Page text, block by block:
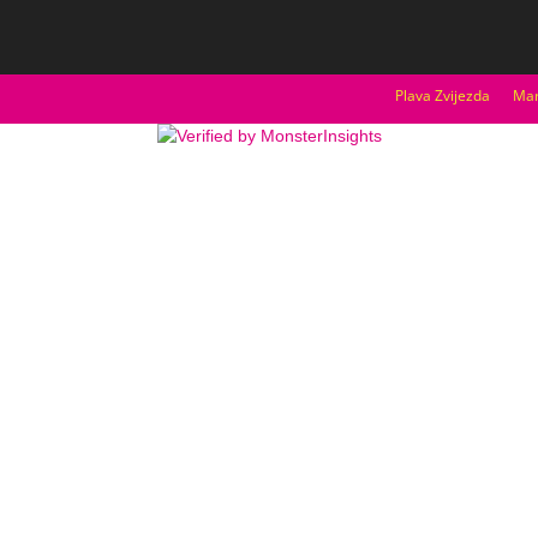
Plava Zvijezda